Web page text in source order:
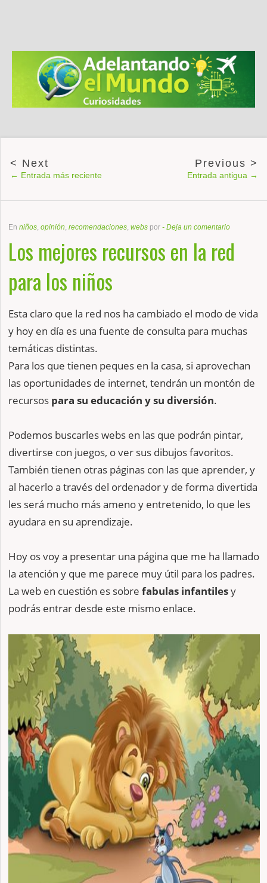
← Entrada más reciente Entrada antigua →
Enniños,opinión,recomendaciones,webs por- Deja un comentario
Los mejores recursos en la red
para los niños
Esta claro que la red nos ha cambiado el modo de vida
y hoy en día es una fuente de consulta para muchas
temáticas distintas.
Para los que tienen peques en la casa, si aprovechan
las oportunidades de internet, tendrán un montón de
recursos para su educación y su diversión.
Podemos buscarles webs en las que podrán pintar,
divertirse con juegos, o ver sus dibujos favoritos.
También tienen otras páginas con las que aprender, y
al hacerlo a través del ordenador y de forma divertida
les será mucho más ameno y entretenido, lo que les
ayudara en su aprendizaje.
Hoy os voy a presentar una página que me ha llamado
la atención y que me parece muy útil para los padres.
La web en cuestión es sobrefabulas infantilesy
podrás entrar desde este mismo enlace.